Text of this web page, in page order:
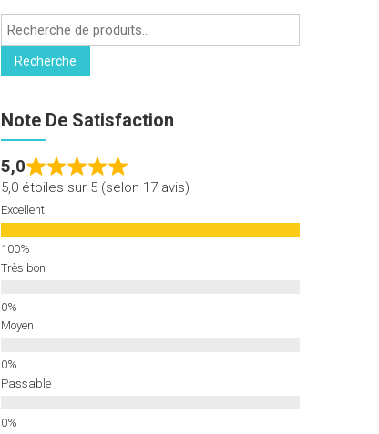
Recherche
pour :
Recherche
Note De Satisfaction
5,0
5,0 étoiles sur 5 (selon 17 avis)
Excellent
Très bon
Moyen
Passable